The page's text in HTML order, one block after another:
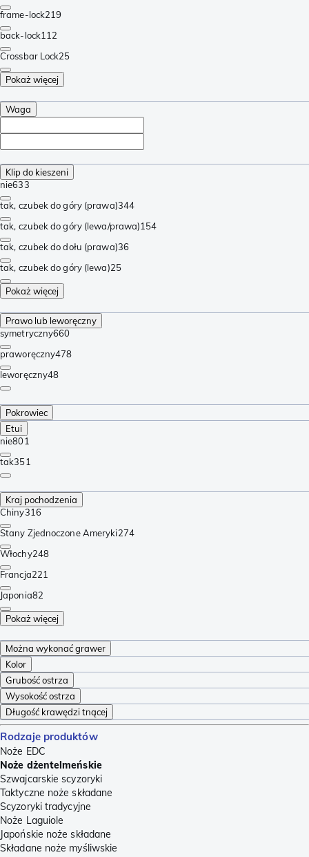
frame-lock219
back-lock112
Crossbar Lock25
Pokaż więcej
Waga
Klip do kieszeni
nie633
tak, czubek do góry (prawa)344
tak, czubek do góry (lewa/prawa)154
tak, czubek do dołu (prawa)36
tak, czubek do góry (lewa)25
Pokaż więcej
Prawo lub leworęczny
symetryczny660
praworęczny478
leworęczny48
Pokrowiec
Etui
nie801
tak351
Kraj pochodzenia
Chiny316
Stany Zjednoczone Ameryki274
Włochy248
Francja221
Japonia82
Pokaż więcej
Można wykonać grawer
Kolor
Grubość ostrza
Wysokość ostrza
Długość krawędzi tnącej
Rodzaje produktów
Noże EDC
Noże dżentelmeńskie
Szwajcarskie scyzoryki
Taktyczne noże składane
Scyzoryki tradycyjne
Noże Laguiole
Japońskie noże składane
Składane noże myśliwskie